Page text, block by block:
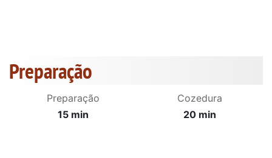
Preparação
Preparação
15 min
Cozedura
20 min